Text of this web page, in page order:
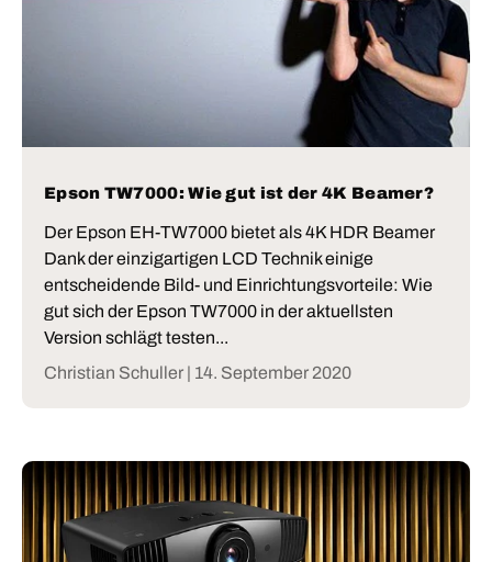
Epson TW7000: Wie gut ist der 4K Beamer?
Der Epson EH-TW7000 bietet als 4K HDR Beamer
Dank der einzigartigen LCD Technik einige
entscheidende Bild- und Einrichtungsvorteile: Wie
gut sich der Epson TW7000 in der aktuellsten
Version schlägt testen...
Christian Schuller | 14. September 2020